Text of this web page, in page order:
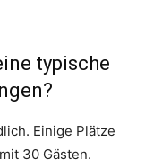
typische
Einige Plätze
30 Gästen.